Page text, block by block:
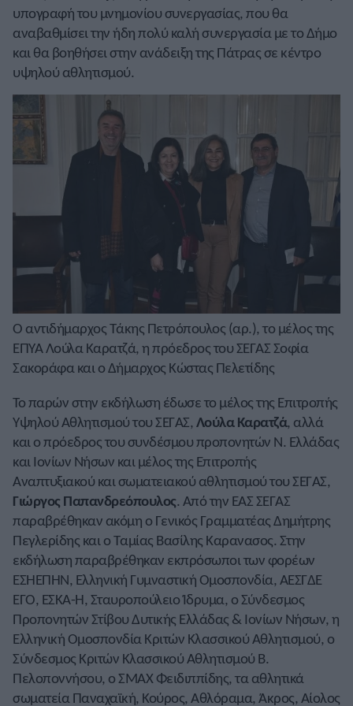
υπογραφή του μνημονίου συνεργασίας, που θα
αναβαθμίσει την ήδη πολύ καλή συνεργασία με το Δήμο
και θα βοηθήσει στην ανάδειξη της Πάτρας σε κέντρο
υψηλού αθλητισμού.
Ο αντιδήμαρχος Τάκης Πετρόπουλος (αρ.), το μέλος της
ΕΠΥΑ Λούλα Καρατζά, η πρόεδρος του ΣΕΓΑΣ Σοφία
Σακοράφα και ο Δήμαρχος Κώστας Πελετίδης
Το παρών στην εκδήλωση έδωσε το μέλος της Επιτροπής
Υψηλού Αθλητισμού του ΣΕΓΑΣ, Λούλα Καρατζά, αλλά
και ο πρόεδρος του συνδέσμου προπονητών Ν. Ελλάδας
και Ιονίων Νήσων και μέλος της Επιτροπής
Αναπτυξιακού και σωματειακού αθλητισμού του ΣΕΓΑΣ,
Γιώργος Παπανδρεόπουλος. Από την ΕΑΣ ΣΕΓΑΣ
παραβρέθηκαν ακόμη ο Γενικός Γραμματέας Δημήτρης
Πεγλερίδης και ο Ταμίας Βασίλης Καρανασος. Στην
εκδήλωση παραβρέθηκαν εκπρόσωποι των φορέων
ΕΣΗΕΠΗΝ, Ελληνική Γυμναστική Ομοσπονδία, ΑΕΣΓΔΕ
ΕΓΟ, ΕΣΚΑ-Η, Σταυροπούλειο Ίδρυμα, ο Σύνδεσμος
Προπονητών Στίβου Δυτικής Ελλάδας & Ιονίων Νήσων, η
Ελληνική Ομοσπονδία Κριτών Κλασσικού Αθλητισμού, ο
Σύνδεσμος Κριτών Κλασσικού Αθλητισμού Β.
Πελοποννήσου, ο ΣΜΑΧ Φειδιππίδης, τα αθλητικά
σωματεία Παναχαϊκή, Κούρος, Αθλόραμα, Άκρος, Αίολος